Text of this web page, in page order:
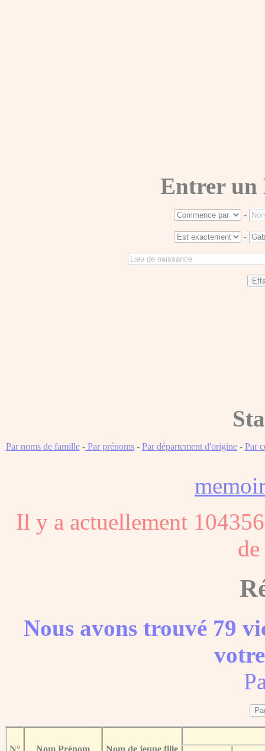
Entrer un
-
-
Par noms de famille-Par prénoms- Par département d'origine- Par
Il y a actuellement
Nous avons trouvé 79
N° Nom Prénom
Nom de jeune fille